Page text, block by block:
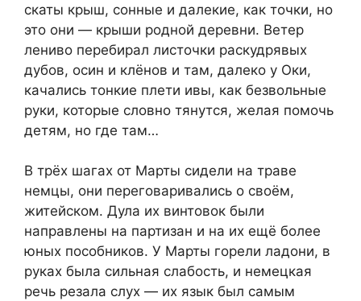
скаты крыш, сонные и далекие, как точки, но
это они — крыши родной деревни. Ветер
лениво перебирал листочки раскудрявых
дубов, осин и клёнов и там, далеко у Оки,
качались тонкие плети ивы, как безвольные
руки, которые словно тянутся, желая помочь
детям, но где там…
В трёх шагах от Марты сидели на траве
немцы, они переговаривались о своём,
житейском. Дула их винтовок были
направлены на партизан и на их ещё более
юных пособников. У Марты горели ладони, в
руках была сильная слабость, и немецкая
речь резала слух — их язык был самым